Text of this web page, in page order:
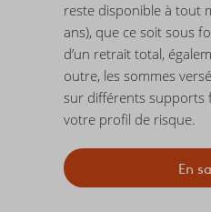
reste disponible à tout
ans), que ce soit sous
d’un retrait total,
outre, les sommes
sur différents supports
votre profil de risque.
En